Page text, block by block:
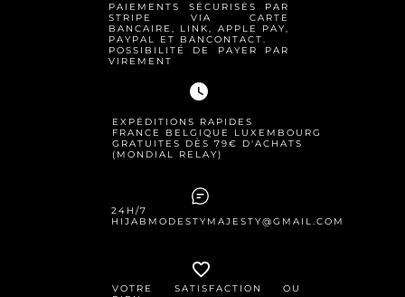
24H/7
HIJABMODESTYMAJESTY@GMAIL.COM
watch_later
EXPÉDITIONS RAPIDES
FRANCE BELGIQUE LUXEMBOURG
GRATUITES DÈS 79€ D'ACHATS
(MONDIAL RELAY)
favorite_border
VOTRE SATISFACTION OU
PAIEMENTS SÉCURISÉS PAR
STRIPE VIA CARTE
BANCAIRE, LINK, APPLE PAY,
PAYPAL ET BANCONTACT.
POSSIBILITÉ DE PAYER PAR
VIREMENT